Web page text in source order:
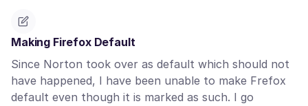
Making Firefox Default
Since Norton took over as default which should not
have happened, I have been unable to make Frefox
default even though it is marked as such. I go